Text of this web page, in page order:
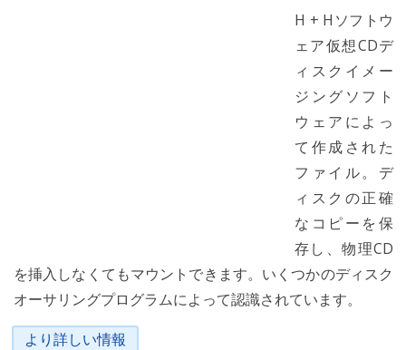
H + Hソフトウ
ェア仮想CDデ
ィスクイメー
ジングソフト
ウェアによっ
て作成された
ファイル。デ
ィスクの正確
なコピーを保
存し、物理CD
を挿入しなくてもマウントできます。いくつかのディスク
オーサリングプログラムによって認識されています。
より詳しい情報